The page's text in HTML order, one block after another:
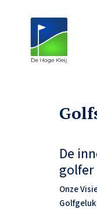
De
golfer
Onze